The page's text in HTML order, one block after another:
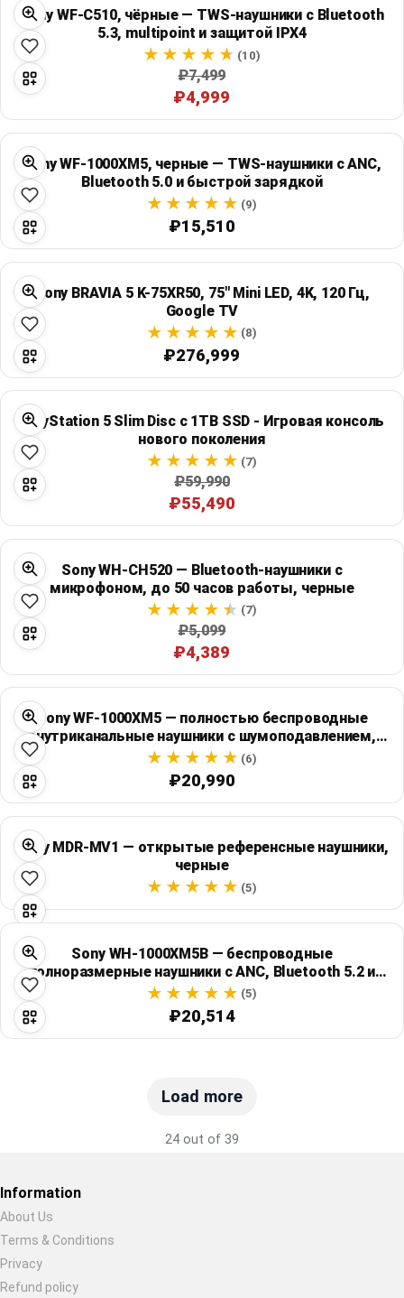
Sony WF-C510, чёрные — TWS-наушники с Bluetooth
5.3, multipoint и защитой IPX4
(10)
₽7,499
₽4,999
Sony WF-1000XM5, черные — TWS-наушники с ANC,
Bluetooth 5.0 и быстрой зарядкой
(9)
₽15,510
Sony BRAVIA 5 K-75XR50, 75" Mini LED, 4K, 120 Гц,
Google TV
(8)
₽276,999
PlayStation 5 Slim Disc с 1TB SSD - Игровая консоль
нового поколения
(7)
₽59,990
₽55,490
Sony WH-CH520 — Bluetooth-наушники с
микрофоном, до 50 часов работы, черные
(7)
₽5,099
₽4,389
Sony WF-1000XM5 — полностью беспроводные
внутриканальные наушники с шумоподавлением,
серебристые(6)
₽20,990
Sony MDR-MV1 — открытые референсные наушники,
черные
(5)
Sony WH-1000XM5B — беспроводные
полноразмерные наушники с ANC, Bluetooth 5.2 и
автономностью до 30 часов
(5)
₽20,514
Load more
24 out of 39
Restore previous
Information
About Us
Terms & Conditions
Privacy
Refund policy